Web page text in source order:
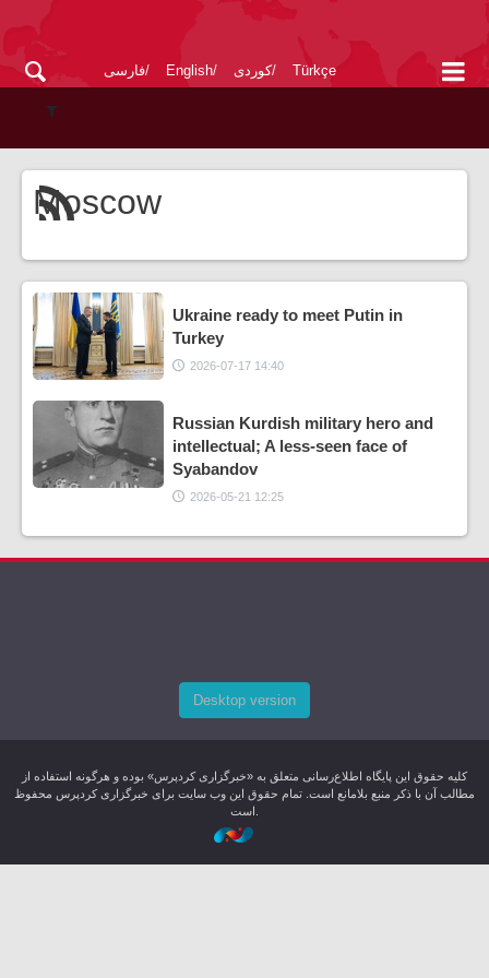
فارسی English کوردی Türkçe
Moscow
Ukraine ready to meet Putin in
Turkey
2026-07-17 14:40
Russian Kurdish military hero and
intellectual; A less-seen face of
Syabandov
2026-05-21 12:25
Desktop version
کليه حقوق اين پایگاه اطلاع‌رسانی متعلق به «خبرگزاری کردپرس» بوده و هرگونه استفاده از
مطالب آن با ذکر منبع بلامانع است. تمام حقوق این وب سایت برای خبرگزاری کردپرس محفوظ